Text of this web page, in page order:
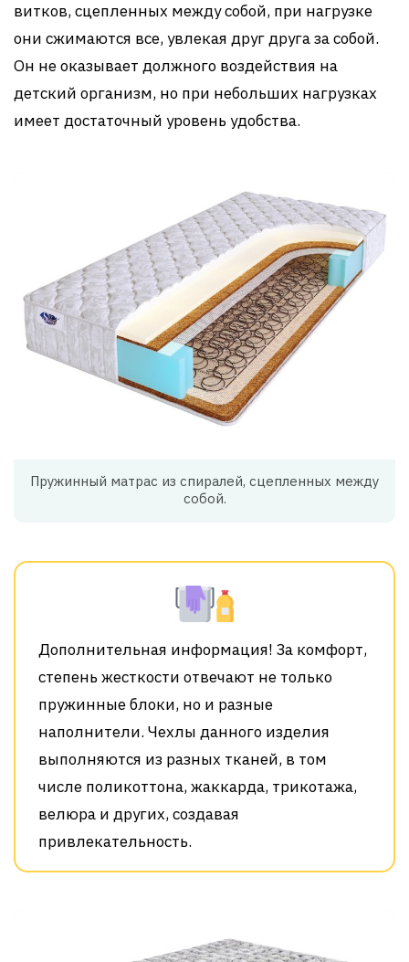
витков, сцепленных между собой, при нагрузке
они сжимаются все, увлекая друг друга за собой.
Он не оказывает должного воздействия на
детский организм, но при небольших нагрузках
имеет достаточный уровень удобства.
Пружинный матрас из спиралей, сцепленных между
собой.
Дополнительная информация! За комфорт,
степень жесткости отвечают не только
пружинные блоки, но и разные
наполнители. Чехлы данного изделия
выполняются из разных тканей, в том
числе поликоттона, жаккарда, трикотажа,
велюра и других, создавая
привлекательность.